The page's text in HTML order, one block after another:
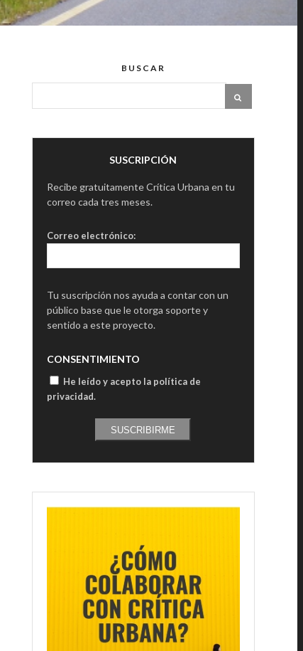
BUSCAR
SUSCRIPCIÓN
Recibe gratuitamente Crítica Urbana en tu
correo cada tres meses.
Correo electrónico:
Tu suscripción nos ayuda a contar con un
público base que le otorga soporte y
sentido a este proyecto.
CONSENTIMIENTO
He leído y acepto la política de
privacidad.
SUSCRIBIRME